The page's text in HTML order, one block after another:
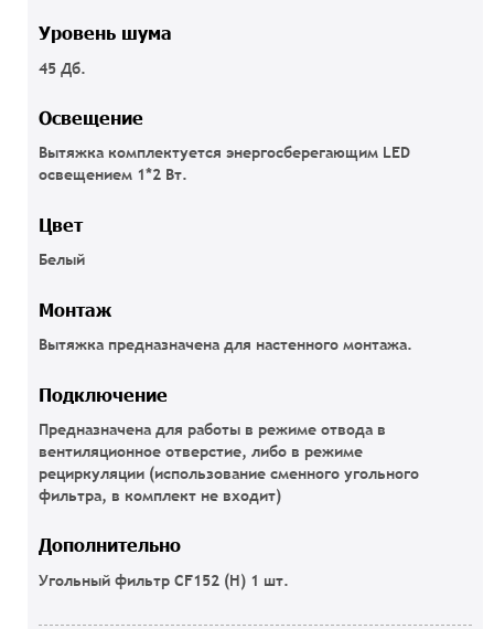
Уровень шума
45 Дб.
Освещение
Вытяжка комплектуется энергосберегающим LED
освещением 1*2 Вт.
Цвет
Белый
Монтаж
Вытяжка предназначена для настенного монтажа.
Подключение
Предназначена для работы в режиме отвода в
вентиляционное отверстие, либо в режиме
рециркуляции (использование сменного угольного
фильтра, в комплект не входит)
Дополнительно
Угольный фильтр CF152 (H) 1 шт.